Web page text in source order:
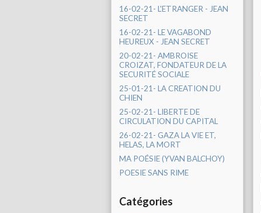
16-02-21- L'ETRANGER - JEAN
SECRET
16-02-21- LE VAGABOND
HEUREUX - JEAN SECRET
20-02-21- AMBROISE
CROIZAT, FONDATEUR DE LA
SECURITÉ SOCIALE
25-01-21- LA CREATION DU
CHIEN
25-02-21- LIBERTE DE
CIRCULATION DU CAPITAL
26-02-21- GAZA LA VIE ET,
HELAS, LA MORT
MA POÉSIE (YVAN BALCHOY)
POESIE SANS RIME
Catégories